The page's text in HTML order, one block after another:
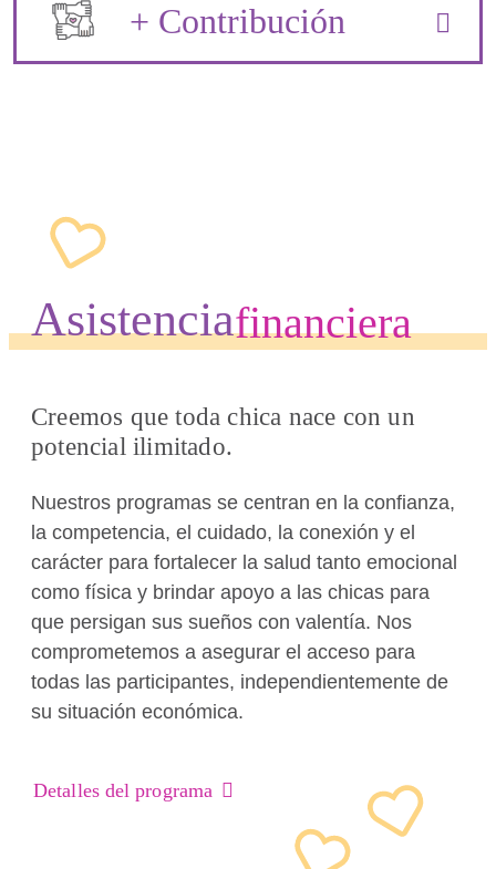
+ Contribución
Asistenciafinanciera
Creemos que toda chica nace con un
potencial ilimitado.
Nuestros programas se centran en la confianza,
la competencia, el cuidado, la conexión y el
carácter para fortalecer la salud tanto emocional
como física y brindar apoyo a las chicas para
que persigan sus sueños con valentía. Nos
comprometemos a asegurar el acceso para
todas las participantes, independientemente de
su situación económica.
Detalles del programa